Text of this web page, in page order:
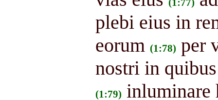
plebi eius in
eorum (1:78) per
nostri in
(1:79) inluminare